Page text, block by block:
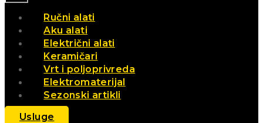
Ručni alati
Aku alati
Električni alati
Keramičari
Vrt i poljoprivreda
Elektromaterijal
Sezonski artikli
Usluge